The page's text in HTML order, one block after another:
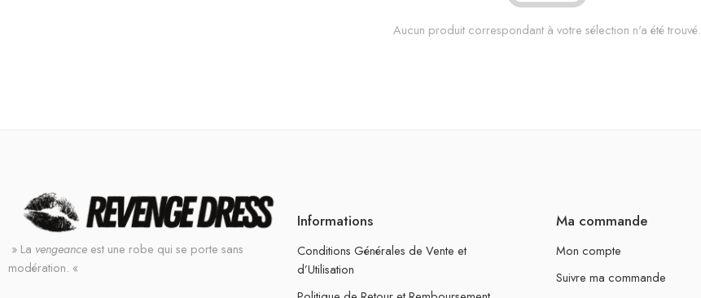
Aucun produit correspondant à votre sélection n'a été trouvé.
» La vengeance est une robe qui se porte sans
modération. «
Informations
Conditions Générales de Vente et
d’Utilisation
Ma commande
Mon compte
Suivre ma commande